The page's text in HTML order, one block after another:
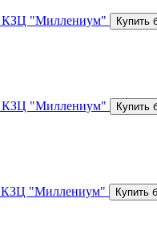
КЗЦ "Миллениум"
КЗЦ "Миллениум"
КЗЦ "Миллениум"